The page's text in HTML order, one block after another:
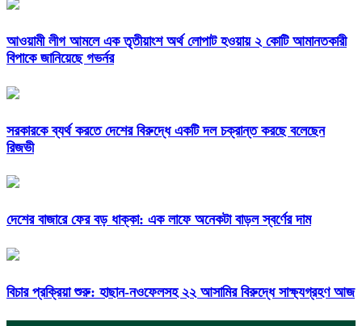
আওয়ামী লীগ আমলে এক তৃতীয়াংশ অর্থ লোপাট হওয়ায় ২ কোটি আমানতকারী
বিপাকে জানিয়েছে গভর্নর
সরকারকে ব্যর্থ করতে দেশের বিরুদ্ধে একটি দল চক্রান্ত করছে বলেছেন
রিজভী
দেশের বাজারে ফের বড় ধাক্কা: এক লাফে অনেকটা বাড়ল স্বর্ণের দাম
বিচার প্রক্রিয়া শুরু: হাছান-নওফেলসহ ২২ আসামির বিরুদ্ধে সাক্ষ্যগ্রহণ আজ